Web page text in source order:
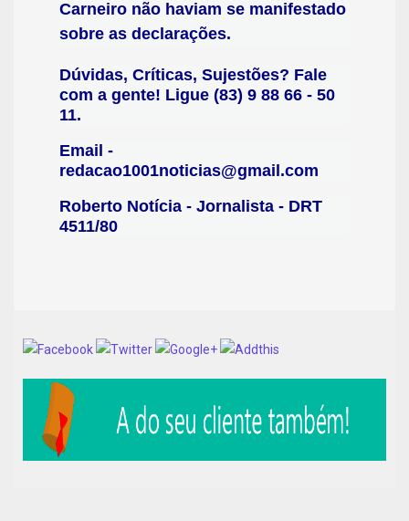
Carneiro não haviam se manifestado
sobre as declarações.
Dúvidas, Críticas, Sujestões? Fale
com a gente! Ligue (83) 9 88 66 - 50
11.
Email -
redacao1001noticias@gmail.com
Roberto Notícia - Jornalista - DRT
4511/80